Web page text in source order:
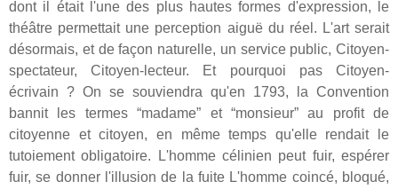
dont il était l'une des plus hautes formes d'expression, le
théâtre permettait une perception aiguë du réel. L'art serait
désormais, et de façon naturelle, un service public, Citoyen-
spectateur, Citoyen-lecteur. Et pourquoi pas Citoyen-
écrivain ? On se souviendra qu'en 1793, la Convention
bannit les termes “madame” et “monsieur” au profit de
citoyenne et citoyen, en même temps qu'elle rendait le
tutoiement obligatoire. L'homme célinien peut fuir, espérer
fuir, se donner l'illusion de la fuite L'homme coincé, bloqué,